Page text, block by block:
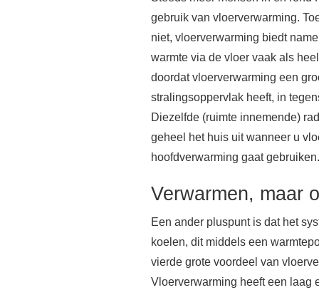
gebruik van vloerverwarming.
niet, vloerverwarming biedt
warmte via de vloer vaak als
doordat vloerverwarming een
stralingsoppervlak heeft, in
Diezelfde (ruimte innemende)
geheel het huis uit wanneer u
hoofdverwarming gaat gebruiken.
Verwarmen, maar
Een ander pluspunt is dat het
koelen, dit middels een
vierde grote voordeel van
Vloerverwarming heeft een laag